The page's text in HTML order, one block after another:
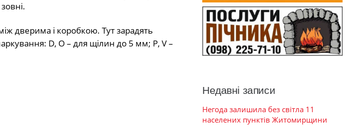
дверима і коробкою. Тут зарадять
D, O – для щілин до 5 мм; P, V –
Недавні записи
Негода залишила без світла 11
населених пунктів Житомирщини